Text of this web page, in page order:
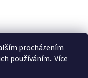
procházením
používáním.. Více